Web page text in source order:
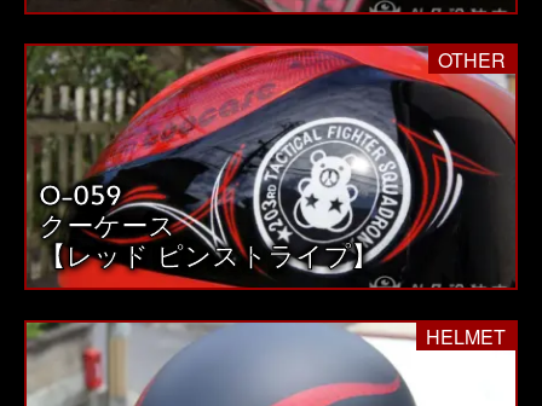
OTHER
O-059
クーケース
【レッド ピンストライプ】
HELMET